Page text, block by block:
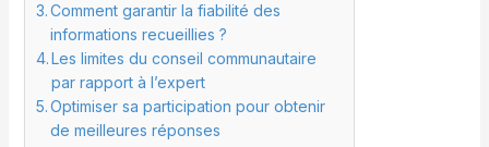
Comment garantir la fiabilité des
informations recueillies ?
Les limites du conseil communautaire
par rapport à l’expert
Optimiser sa participation pour obtenir
de meilleures réponses